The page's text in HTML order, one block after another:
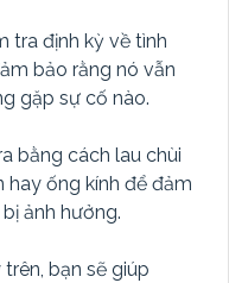
tra định kỳ về tình
bảo rằng nó vẫn
gặp sự cố nào.
bằng cách lau chùi
hay ống kính để đảm
ảnh hưởng.
bạn sẽ giúp